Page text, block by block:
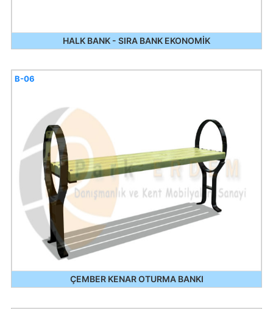
HALK BANK - SIRA BANK EKONOMİK
ÇEMBER KENAR OTURMA BANKI
B-06